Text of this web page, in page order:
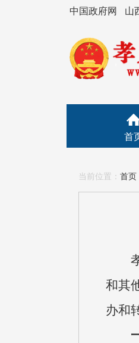
中国政府网 山
首
当前位置： 首页
和其
办和